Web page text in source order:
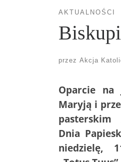
AKTUALNOŚCI
przez Akcja
Oparcie na
Maryją i
pasterskim
Dnia
niedzielę,